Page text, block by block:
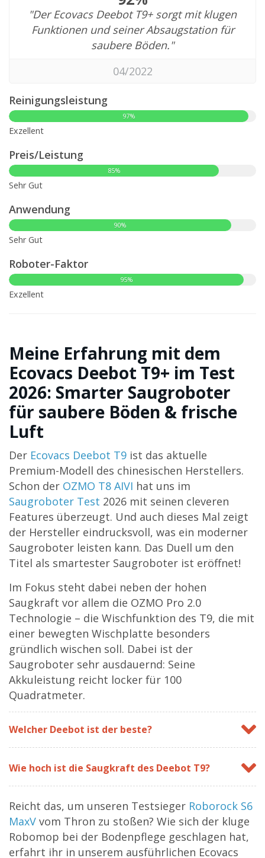
"Der Ecovacs Deebot T9+ sorgt mit klugen
Funktionen und seiner Absaugstation für
saubere Böden."
04/2022
Reinigungsleistung
97%
Exzellent
Preis/Leistung
85%
Sehr Gut
Anwendung
90%
Sehr Gut
Roboter-Faktor
95%
Exzellent
Meine Erfahrung mit dem
Ecovacs Deebot T9+ im Test
2026: Smarter Saugroboter
für saubere Böden & frische
Luft
Der Ecovacs Deebot T9 ist das aktuelle
Premium-Modell des chinesischen Herstellers.
Schon der OZMO T8 AIVI hat uns im
Saugroboter Test 2026 mit seinen cleveren
Features überzeugt. Und auch dieses Mal zeigt
der Hersteller eindrucksvoll, was ein moderner
Saugroboter leisten kann. Das Duell um den
Titel als smartester Saugroboter ist eröffnet!
Im Fokus steht dabei neben der hohen
Saugkraft vor allem die OZMO Pro 2.0
Technologie – die Wischfunktion des T9, die mit
einer bewegten Wischplatte besonders
gründlich wischen soll. Dabei ist der
Saugroboter sehr ausdauernd: Seine
Akkuleistung reicht locker für 100
Quadratmeter.
Welcher Deebot ist der beste?
Wie hoch ist die Saugkraft des Deebot T9?
Reicht das, um unseren Testsieger Roborock S6
MaxV vom Thron zu stoßen? Wie sich der kluge
Robomop bei der Bodenpflege geschlagen hat,
erfahrt ihr in unserem ausführlichen Ecovacs